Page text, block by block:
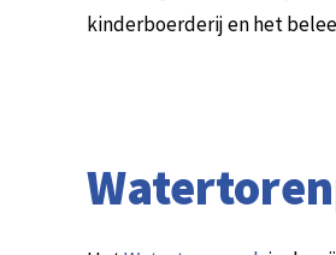
kinderboerderij en het